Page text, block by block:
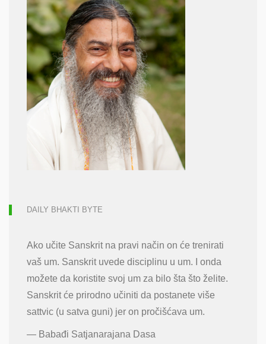
DAILY BHAKTI BYTE
Ako učite Sanskrit na pravi način on će trenirati
vaš um. Sanskrit uvede disciplinu u um. I onda
možete da koristite svoj um za bilo šta što želite.
Sanskrit će prirodno učiniti da postanete više
sattvic (u satva guni) jer on pročišćava um.
— Babađi Satjanarajana Dasa